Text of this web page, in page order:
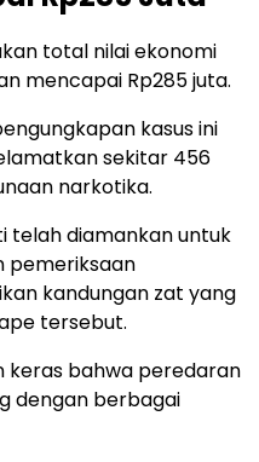
total nilai ekonomi
mencapai Rp285 juta.
kasus ini
sekitar 456
narkotika.
telah diamankan untuk
pemeriksaan
kandungan zat yang
tersebut.
keras bahwa peredaran
dengan berbagai